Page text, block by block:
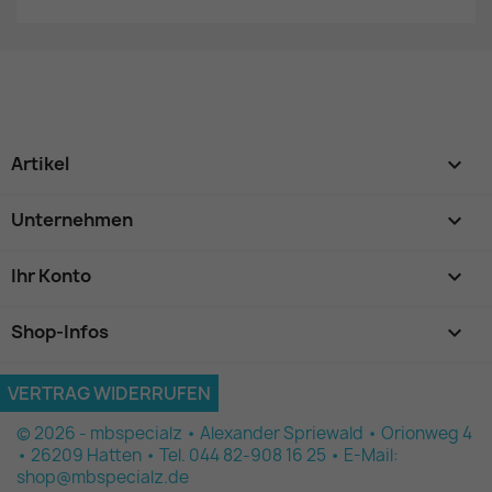
Artikel 
Unternehmen 
Ihr Konto 
Shop-Infos keyboard_arrow_down
VERTRAG WIDERRUFEN
© 2026 - mbspecialz • Alexander Spriewald • Orionweg 4
• 26209 Hatten • Tel. 044 82-908 16 25 • E-Mail:
shop@mbspecialz.de